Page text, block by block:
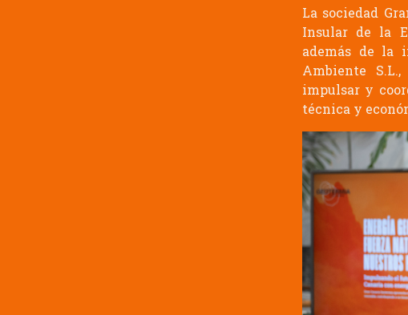
La sociedad
Insular de la
además de la
Ambiente
impulsar y
técnica y